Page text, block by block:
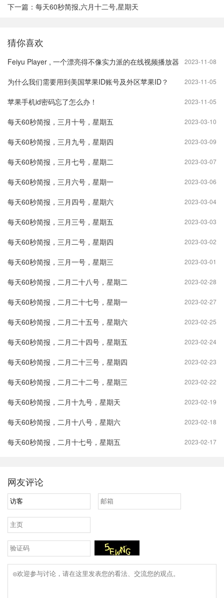
下一篇： 每天60秒简报,六月十二号,星期天
猜你喜欢
2023-11-08
Feiyu Player , 一个漂亮得不像实力派的在线视频播放器
2023-11-05
为什么我们需要用到美国苹果ID账号及外区苹果ID？
2023-11-05
苹果手机id密码忘了怎么办！
2023-03-10
每天60秒简报，三月十号，星期五
2023-03-09
每天60秒简报，三月九号，星期四
2023-03-07
每天60秒简报，三月七号，星期二
2023-03-06
每天60秒简报，三月六号，星期一
2023-03-04
每天60秒简报，三月四号，星期六
2023-03-03
每天60秒简报，三月三号，星期五
2023-03-02
每天60秒简报，三月二号，星期四
2023-03-01
每天60秒简报，三月一号，星期三
2023-02-28
每天60秒简报，二月二十八号，星期二
2023-02-27
每天60秒简报，二月二十七号，星期一
2023-02-25
每天60秒简报，二月二十五号，星期六
2023-02-24
每天60秒简报，二月二十四号，星期五
2023-02-23
每天60秒简报，二月二十三号，星期四
2023-02-22
每天60秒简报，二月二十二号，星期三
2023-02-19
每天60秒简报，二月十九号，星期天
2023-02-18
每天60秒简报，二月十八号，星期六
2023-02-17
每天60秒简报，二月十七号，星期五
网友评论